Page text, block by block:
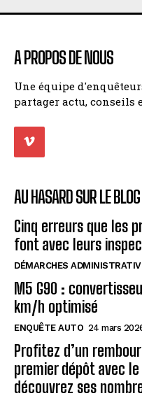
A PROPOS DE NOUS
Une équipe
partager actu, conseils
AU HASARD SUR LE BLOG
Cinq erreurs que les
font avec leurs
DÉMARCHES
M5 G90 :
km/h optimisé
ENQUÊTE AUTO 24 mars
Profitez d’un
premier dépôt avec
découvrez ses